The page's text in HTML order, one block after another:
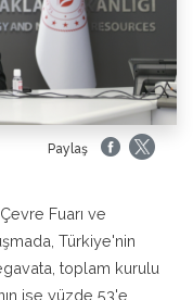
Paylaş
Fuarı ve
Türkiye'nin
toplam kurulu
ise yüzde 53'e